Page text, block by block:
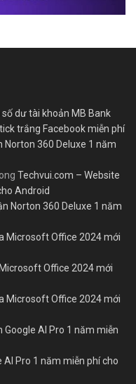
dư tài khoản MB Bank
trắng Facebook miễn phí
Norton 360 Deluxe 1 năm
Techvui.com – Website
Android
Norton 360 Deluxe 1 năm
Microsoft Office 2024 mới
Office 2024 mới
Microsoft Office 2024 mới
Google AI Pro 1 năm miễn
AI Pro 1 năm miễn phí cho